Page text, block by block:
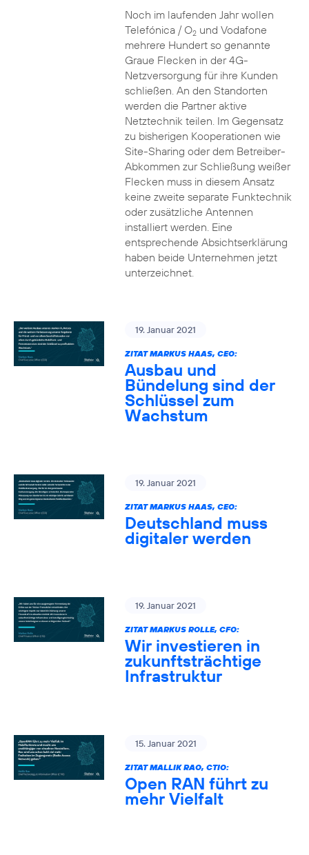
Noch im laufenden Jahr wollen
Telefónica / O2und Vodafone
mehrere Hundert so genannte
Graue Flecken in der 4G-
Netzversorgung für ihre Kunden
schließen. An den Standorten
werden die Partner aktive
Netztechnik teilen. Im Gegensatz
zu bisherigen Kooperationen wie
Site-Sharing oder dem Betreiber-
Abkommen zur Schließung weißer
Flecken muss in diesem Ansatz
keine zweite separate Funktechnik
oder zusätzliche Antennen
installiert werden. Eine
entsprechende Absichtserklärung
haben beide Unternehmen jetzt
unterzeichnet.
19. Januar 2021
ZITAT MARKUS HAAS, CEO:
Ausbau und
Bündelung sind der
Schlüssel zum
Wachstum
19. Januar 2021
ZITAT MARKUS HAAS, CEO:
Deutschland muss
digitaler werden
19. Januar 2021
ZITAT MARKUS ROLLE, CFO:
Wir investieren in
zukunftsträchtige
Infrastruktur
15. Januar 2021
ZITAT MALLIK RAO, CTIO:
Open RAN führt zu
mehr Vielfalt